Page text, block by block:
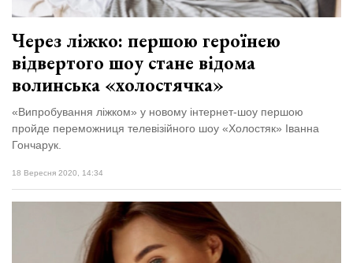
Через ліжко: першою героїнею
відвертого шоу стане відома
волинська «холостячка»
«Випробування ліжком» у новому інтернет-шоу першою
пройде переможниця телевізійного шоу «Холостяк» Іванна
Гончарук.
18 Вересня 2020, 14:34